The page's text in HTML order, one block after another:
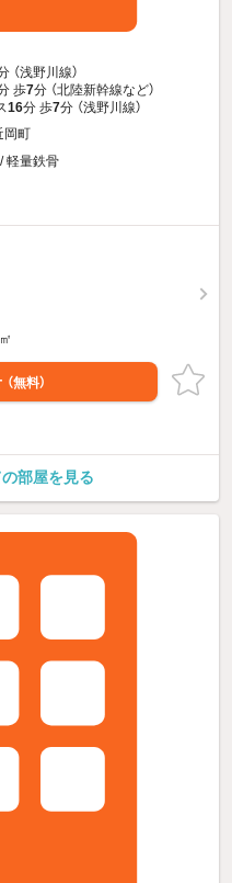
（浅野川線）
歩7分 （北陸新幹線など）
16分 歩7分 （浅野川線）
岡町
軽量鉄骨
（無料）
部屋を見る